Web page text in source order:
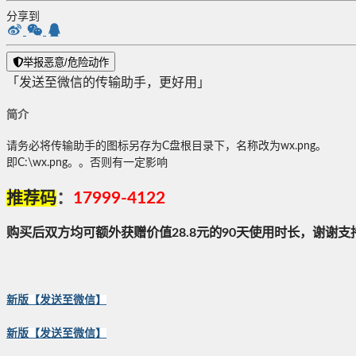
分享到
举报恶意/危险动作
「发送至微信的传输助手，更好用」
简介
请务必将传输助手的图标另存为C盘根目录下，名称改为wx.png。
即C:\wx.png。。否则有一定影响
推荐码： 17999-4122
购买后双方均可额外获赠价值28.8元的90天使用时长，谢谢支
新版【发送至微信】
新版【发送至微信】